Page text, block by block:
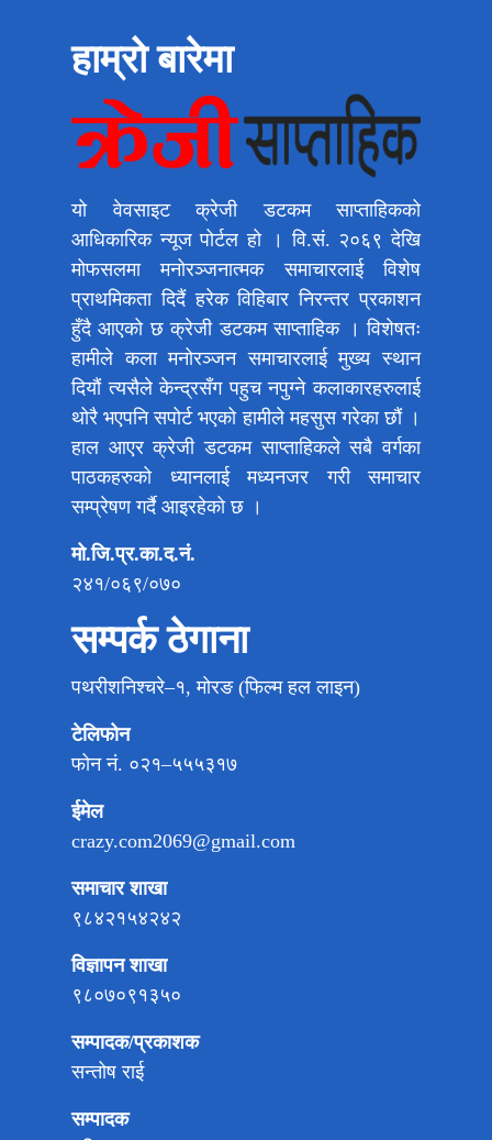
हाम्रो बारेमा
यो वेवसाइट क्रेजी डटकम साप्ताहिकको
आधिकारिक न्यूज पोर्टल हो । वि.सं. २०६९ देखि
मोफसलमा मनोरञ्जनात्मक समाचारलाई विशेष
प्राथमिकता दिदैं हरेक विहिबार निरन्तर प्रकाशन
हुँदै आएको छ क्रेजी डटकम साप्ताहिक । विशेषतः
हामीले कला मनोरञ्जन समाचारलाई मुख्य स्थान
दियौं त्यसैले केन्द्रसँग पहुच नपुग्ने कलाकारहरुलाई
थोरै भएपनि सपोर्ट भएको हामीले महसुस गरेका छौं ।
हाल आएर क्रेजी डटकम साप्ताहिकले सबै वर्गका
पाठकहरुको ध्यानलाई मध्यनजर गरी समाचार
सम्प्रेषण गर्दै आइरहेको छ ।
मो.जि.प्र.का.द.नं.
२४१/०६९/०७०
सम्पर्क ठेगाना
पथरीशनिश्चरे–१, मोरङ (फिल्म हल लाइन)
टेलिफोन
फोन नं. ०२१–५५५३१७
ईमेल
crazy.com2069@gmail.com
समाचार शाखा
९८४२१५४२४२
विज्ञापन शाखा
९८०७०९१३५०
सम्पादक/प्रकाशक
सन्तोष राई
सम्पादक